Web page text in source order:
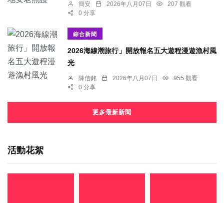
簡安 2026年八月07日
207 觀看
0 分享
綜合新聞
2026海線潮旅行」開放報名五大遊程漫遊漁村風
光
陳信銘 2026年八月07日
955 觀看
0 分享
更多最新新聞
活動花絮